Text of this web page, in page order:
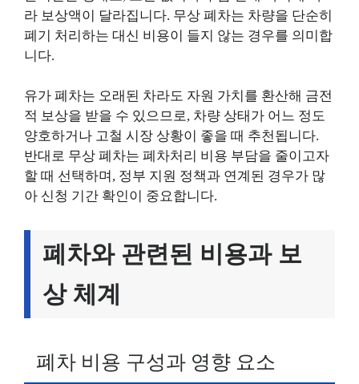
라 보상액이 달라집니다. 무상 폐차는 차량을 단순히
폐기 처리하는 대신 비용이 들지 않는 경우를 의미합
니다.
유가 폐차는 오래된 차라도 자원 가치를 환산해 금전
적 보상을 받을 수 있으므로, 차량 상태가 어느 정도
양호하거나 고철 시장 상황이 좋을 때 추천됩니다.
반대로 무상 폐차는 폐차처리 비용 부담을 줄이고자
할 때 선택하며, 정부 지원 정책과 연계된 경우가 많
아 신청 기간 확인이 중요합니다.
폐차와 관련된 비용과 보
상 체계
폐차 비용 구성과 영향 요소